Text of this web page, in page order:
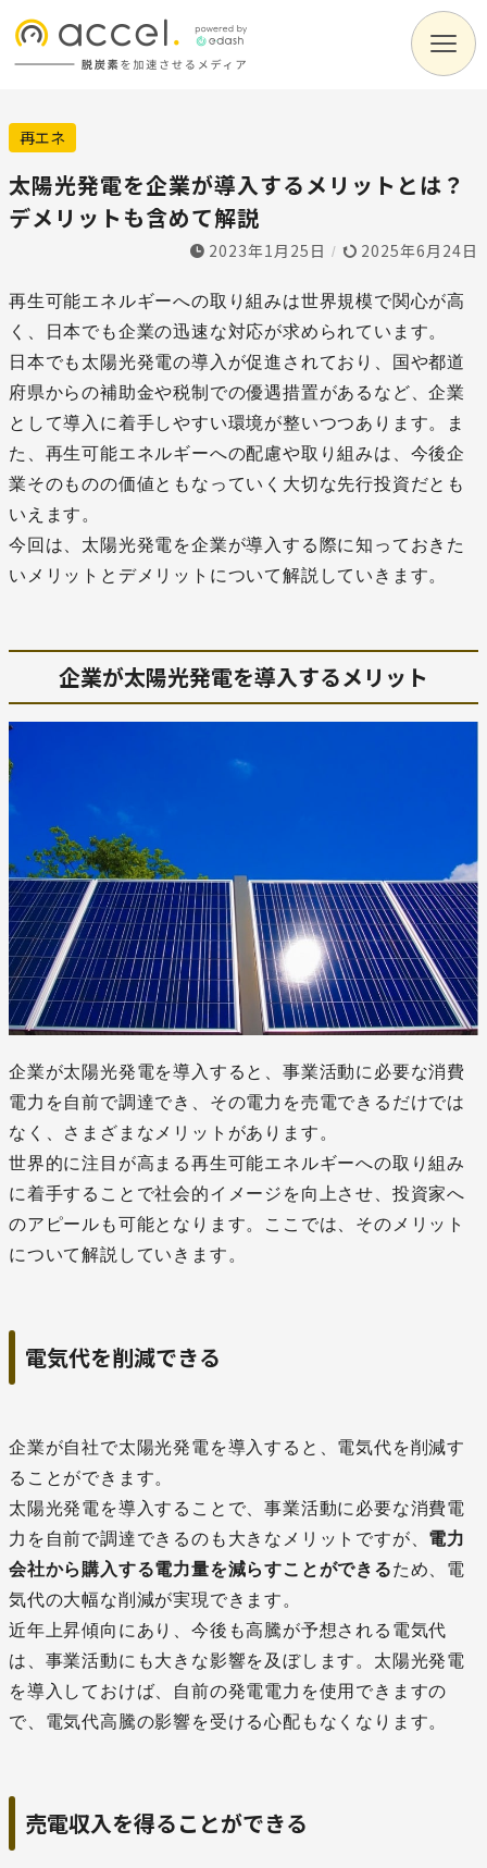
再エネ
太陽光発電を企業が導入するメリットとは？
デメリットも含めて解説
2023年1月25日 / 2025年6月24日
再生可能エネルギーへの取り組みは世界規模で関心が高
く、日本でも企業の迅速な対応が求められています。
日本でも太陽光発電の導入が促進されており、国や都道
府県からの補助金や税制での優遇措置があるなど、企業
として導入に着手しやすい環境が整いつつあります。ま
た、再生可能エネルギーへの配慮や取り組みは、今後企
業そのものの価値ともなっていく大切な先行投資だとも
いえます。
今回は、太陽光発電を企業が導入する際に知っておきた
いメリットとデメリットについて解説していきます。
企業が太陽光発電を導入するメリット
企業が太陽光発電を導入すると、事業活動に必要な消費
電力を自前で調達でき、その電力を売電できるだけでは
なく、さまざまなメリットがあります。
世界的に注目が高まる再生可能エネルギーへの取り組み
に着手することで社会的イメージを向上させ、投資家へ
のアピールも可能となります。ここでは、そのメリット
について解説していきます。
電気代を削減できる
企業が自社で太陽光発電を導入すると、電気代を削減す
ることができます。
太陽光発電を導入することで、事業活動に必要な消費電
力を自前で調達できるのも大きなメリットですが、 電力
会社から購入する電力量を減らすことができるため、電
気代の大幅な削減が実現できます。
近年上昇傾向にあり、今後も高騰が予想される電気代
は、事業活動にも大きな影響を及ぼします。太陽光発電
を導入しておけば、自前の発電電力を使用できますの
で、電気代高騰の影響を受ける心配もなくなります。
売電収入を得ることができる